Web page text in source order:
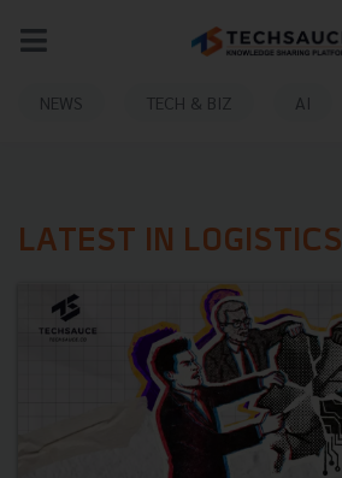
NEWS TECH & BIZ AI
LATEST IN LOGISTICS